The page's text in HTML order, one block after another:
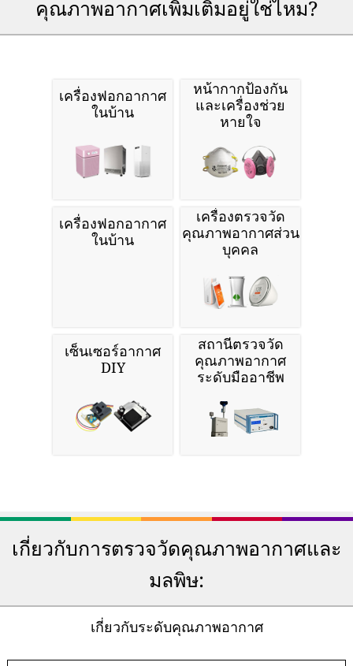
คุณภาพอากาศเพิ่มเติมอยู่ใช่ไหม?
เครื่องฟอกอากาศ
ในบ้าน
หน้ากากป้องกัน
และเครื่องช่วย
หายใจ
เครื่องฟอกอากาศ
ในบ้าน
เครื่องตรวจวัด
คุณภาพอากาศส่วน
บุคคล
เซ็นเซอร์อากาศ
DIY
สถานีตรวจวัด
คุณภาพอากาศ
ระดับมืออาชีพ
เกี่ยวกับการตรวจวัดคุณภาพอากาศและ
มลพิษ:
เกี่ยวกับระดับคุณภาพอากาศ